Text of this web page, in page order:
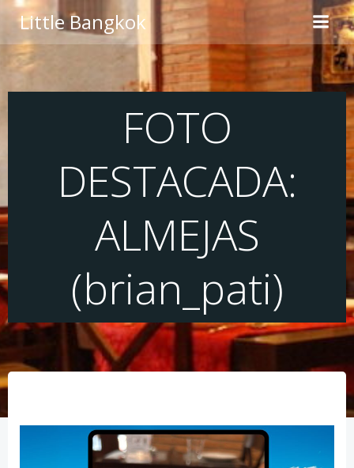
Saltar
al
contenido
Little Bangkok
FOTO
DESTACADA:
ALMEJAS
(brian_pati)